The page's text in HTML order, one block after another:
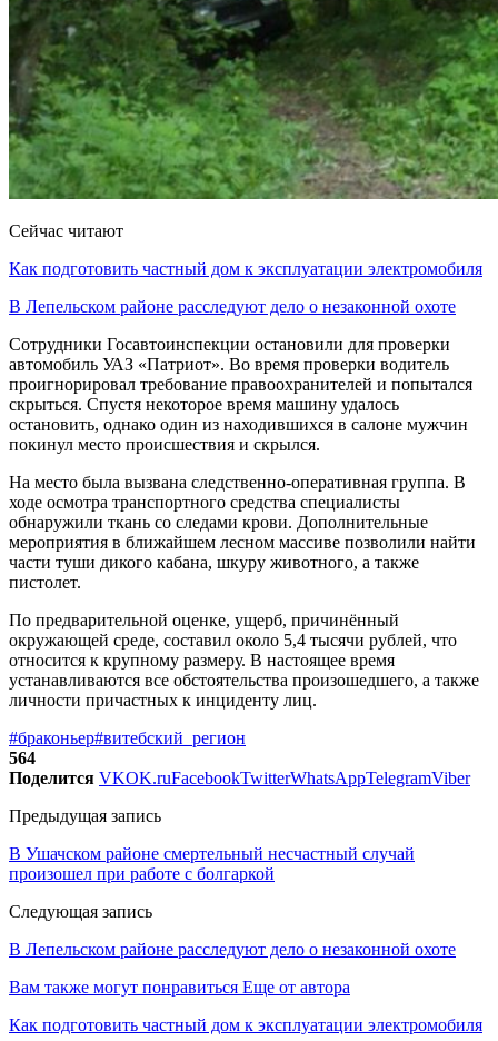
Сейчас читают
Как подготовить частный дом к эксплуатации электромобиля
В Лепельском районе расследуют дело о незаконной охоте
Сотрудники Госавтоинспекции остановили для проверки
автомобиль УАЗ «Патриот». Во время проверки водитель
проигнорировал требование правоохранителей и попытался
скрыться. Спустя некоторое время машину удалось
остановить, однако один из находившихся в салоне мужчин
покинул место происшествия и скрылся.
На место была вызвана следственно-оперативная группа. В
ходе осмотра транспортного средства специалисты
обнаружили ткань со следами крови. Дополнительные
мероприятия в ближайшем лесном массиве позволили найти
части туши дикого кабана, шкуру животного, а также
пистолет.
По предварительной оценке, ущерб, причинённый
окружающей среде, составил около 5,4 тысячи рублей, что
относится к крупному размеру. В настоящее время
устанавливаются все обстоятельства произошедшего, а также
личности причастных к инциденту лиц.
#браконьер#витебский_регион
564
Поделится VKOK.ruFacebookTwitterWhatsAppTelegramViber
Предыдущая запись
В Ушачском районе смертельный несчастный случай
произошел при работе с болгаркой
Следующая запись
В Лепельском районе расследуют дело о незаконной охоте
Вам также могут понравиться Еще от автора
Как подготовить частный дом к эксплуатации электромобиля